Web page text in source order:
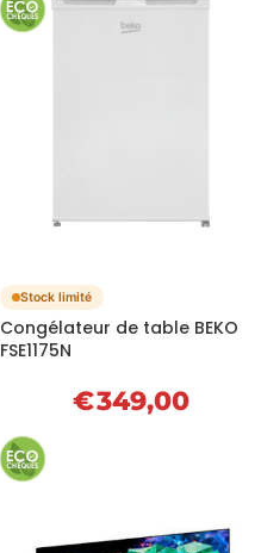
Stock limité
Congélateur de table BEKO
FSE1175N
€349,00